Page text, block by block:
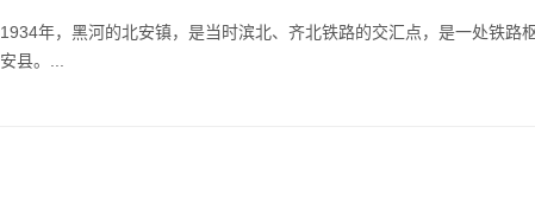
1934年，位于二站附近，雨后的道路...
1934年，黑河的北安镇，是当时滨北、齐北铁路的交汇点，是一处铁路
安县。...